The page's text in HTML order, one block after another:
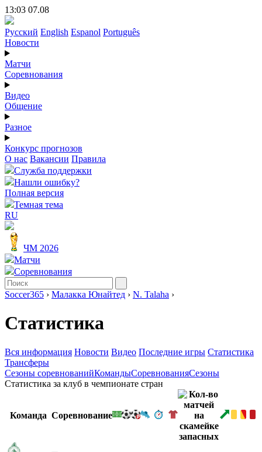
13:03 07.08
Русский English Espanol Português
Новости
Матчи
Соревнования
Видео
Общение
Разное
Конкурс прогнозов
О нас Вакансии Правила
Служба поддержки
Нашли ошибку?
Полная версия
Темная тема
RU
ЧМ 2026
Матчи
Соревнования
Soccer365 › Малакка Юнайтед › N. Talaha ›
Статистика
Вся информация Новости Видео Последние игры Статистика
Трансферы
Сезоны соревнованийКомандыСоревнованияСезоны
Статистика за клуб в чемпионате стран
Команда Соревнование